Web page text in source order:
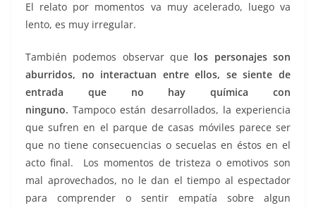
El relato por momentos va muy acelerado, luego va
lento, es muy irregular.
También podemos observar que los personajes son
aburridos, no interactuan entre ellos, se siente de
entrada que no hay química con
ninguno. Tampoco están desarrollados, la experiencia
que sufren en el parque de casas móviles parece ser
que no tiene consecuencias o secuelas en éstos en el
acto final. Los momentos de tristeza o emotivos son
mal aprovechados, no le dan el tiempo al espectador
para comprender o sentir empatía sobre algun